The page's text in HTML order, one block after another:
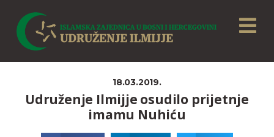
18.03.2019.
Udruženje Ilmijje osudilo prijetnje
imamu Nuhiću